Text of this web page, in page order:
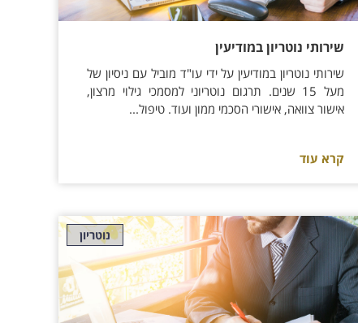
שירותי נוטריון במודיעין
שירותי נוטריון במודיעין על ידי עו"ד מוביל עם ניסיון של
מעל 15 שנים. תרגום נוטריוני למסמכי גילוי מרצון,
אישור צוואה, אישורי הסכמי ממון ועוד. טיפול...
קרא עוד
נוטריון